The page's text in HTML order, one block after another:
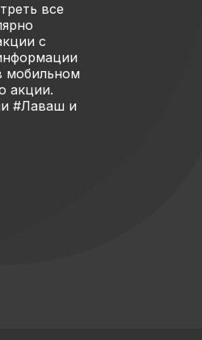
все
с
мобильном
акции.
#Лаваш и